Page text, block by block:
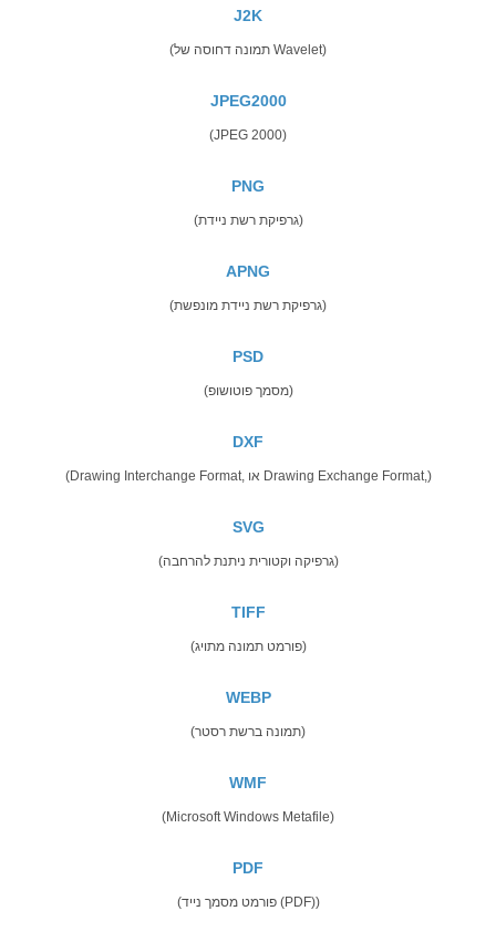
J2K
(תמונה דחוסה של Wavelet)
JPEG2000
(JPEG 2000)
PNG
(גרפיקת רשת ניידת)
APNG
(גרפיקת רשת ניידת מונפשת)
PSD
(מסמך פוטושופ)
DXF
(Drawing Interchange Format, או Drawing Exchange Format,)
SVG
(גרפיקה וקטורית ניתנת להרחבה)
TIFF
(פורמט תמונה מתויג)
WEBP
(תמונה ברשת רסטר)
WMF
(Microsoft Windows Metafile)
PDF
(פורמט מסמך נייד (PDF))